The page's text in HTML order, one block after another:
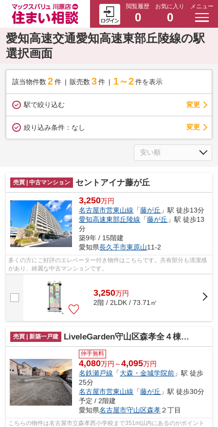
閲覧履歴
0
お気に入り
0
メニュー
愛知高速交通愛知高速東部丘陵線の駅
選択画面
該当物件数 2件 販売数 3 件 1～2 件を表示
駅で絞り込む 変更
絞り込み条件： なし 変更
売買 | 中古マンション セントアイナ藤が丘
3,250万円
名古屋市営東山線 「藤が丘 」駅 徒歩13分
愛知高速東部丘陵線 「藤が丘 」駅 徒歩13
分
築9年 / 15階建
愛知県長久手市東原山11-2
多くの方にご好評のエレベーター付き物件はこちらです。共有部分も清潔感
があり、綺麗な中古マンションです。
3,250万円
2階 / 2LDK / 73.71㎡
売買 | 新築一戸建 LiveleGarden守山区森孝全４棟【仲介手数料無料 森孝西小 森孝中】
仲手無料
4,080万円～4,095万円
名鉄瀬戸線 「大森・金城学院前 」駅 徒歩
25分
名古屋市営東山線 「藤が丘 」駅 徒歩30分
予定 / 2階建
愛知県名古屋市守山区森孝２丁目
こちらの物件は名古屋市立森孝西小学校まで351m以内にあるのがポイント